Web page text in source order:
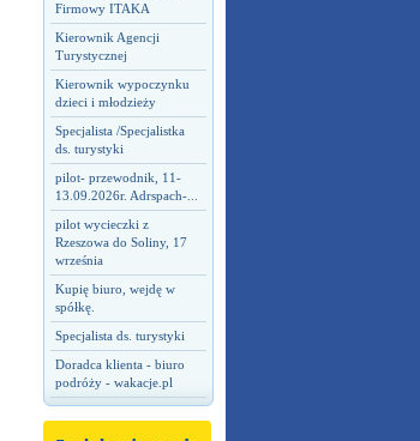
Firmowy ITAKA
Kierownik Agencji
Turystycznej
Kierownik wypoczynku
dzieci i młodzieży
Specjalista /Specjalistka
ds. turystyki
pilot- przewodnik, 11-
13.09.2026r. Adrspach-...
pilot wycieczki z
Rzeszowa do Soliny, 17
września
Kupię biuro, wejdę w
spółkę.
Specjalista ds. turystyki
Doradca klienta - biuro
podróży - wakacje.pl